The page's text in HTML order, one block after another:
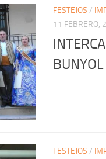
FESTEJOS /
11 FEBRERO,
BUNYOL
FESTEJOS /